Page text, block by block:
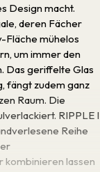
Design macht.
deren Fächer
Fläche mühelos
um immer den
Das geriffelte Glas
fängt zudem ganz
Raum. Die
RIPPLE I
Reihe
kombinieren lassen